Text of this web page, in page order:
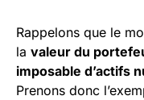
Rappelons que le
la valeur du
imposable d’actifs
Prenons donc